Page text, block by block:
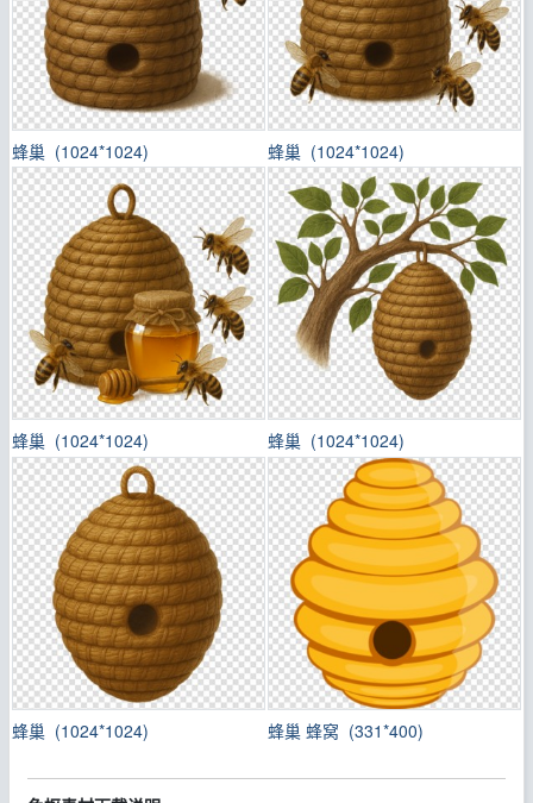
蜂巢 (1024*1024) 蜂巢 (1024*1024)
蜂巢 (1024*1024) 蜂巢 (1024*1024)
蜂巢 (1024*1024) ‌蜂巢 蜂窝 (331*400)